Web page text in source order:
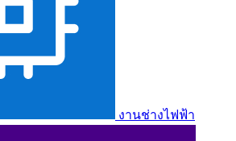
งานช่างไฟฟ้า